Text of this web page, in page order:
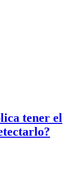
tener el